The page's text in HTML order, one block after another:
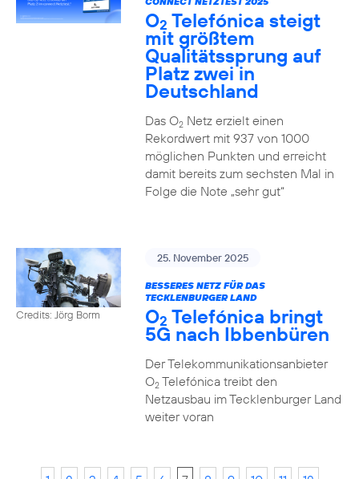
O2 Telefónica steigt
mit größtem
Qualitätssprung auf
Platz zwei in
Deutschland
Das O2Netz erzielt einen
Rekordwert mit 937 von 1000
möglichen Punkten und erreicht
damit bereits zum sechsten Mal in
Folge die Note „sehr gut“
Credits: Jörg Borm
25. November 2025
BESSERES NETZ FÜR DAS
TECKLENBURGER LAND
O2 Telefónica bringt
5G nach Ibbenbüren
Der Telekommunikationsanbieter
O2Telefónica treibt den
Netzausbau im Tecklenburger Land
weiter voran